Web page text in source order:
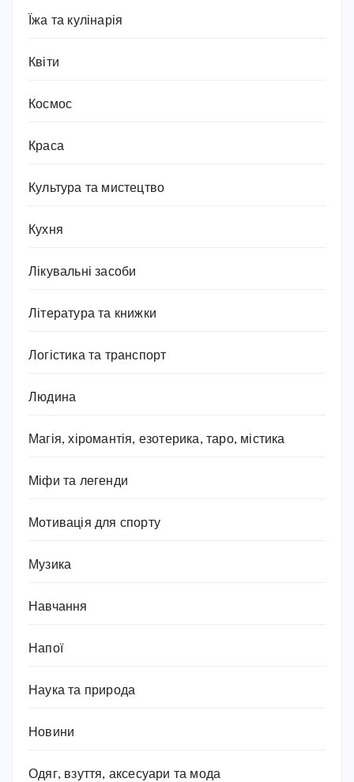
Їжа та кулінарія
Квіти
Космос
Краса
Культура та мистецтво
Кухня
Лікувальні засоби
Література та книжки
Логістика та транспорт
Людина
Магія, хіромантія, езотерика, таро, містика
Міфи та легенди
Мотивація для спорту
Музика
Навчання
Напої
Наука та природа
Новини
Одяг, взуття, аксесуари та мода